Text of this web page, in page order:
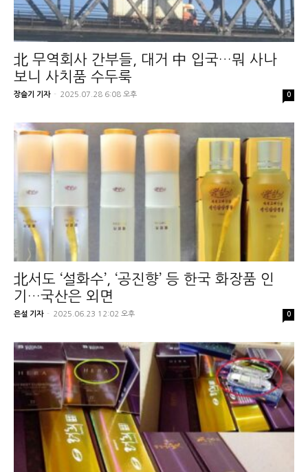
北 무역회사 간부들, 대거 中 입국…뭐 사나
보니 사치품 수두룩
장슬기 기자 - 2025.07.28 6:08 오후 0
北서도 ‘설화수’, ‘공진향’ 등 한국 화장품 인
기…국산은 외면
은설 기자 - 2025.06.23 12:02 오후 0